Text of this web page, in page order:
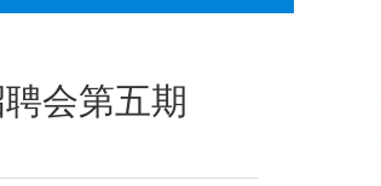
会第五期